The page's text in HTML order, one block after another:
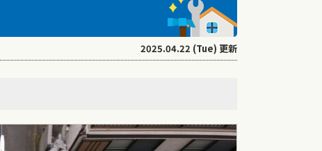
2025.04.22 (Tue) 更新